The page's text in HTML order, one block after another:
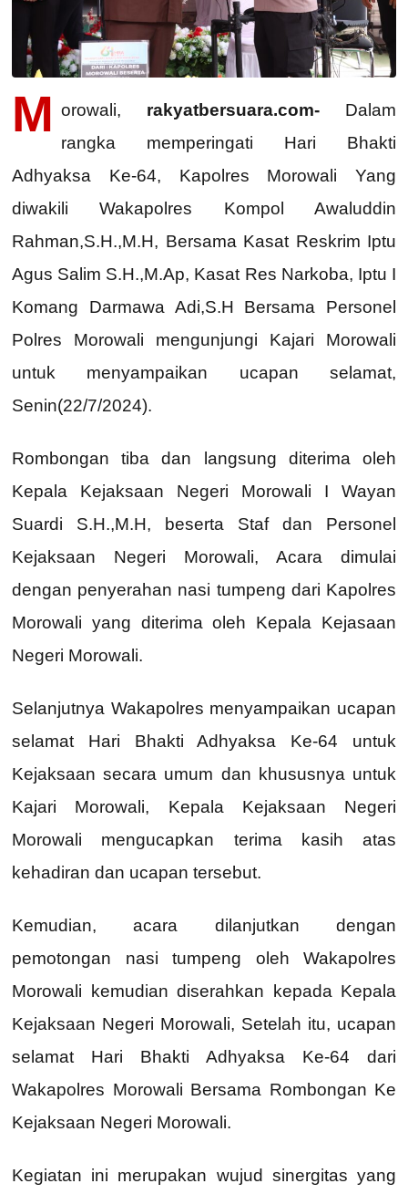
M orowali, rakyatbersuara.com- Dalam
rangka memperingati Hari Bhakti
Adhyaksa Ke-64, Kapolres Morowali Yang
diwakili Wakapolres Kompol Awaluddin
Rahman,S.H.,M.H, Bersama Kasat Reskrim Iptu
Agus Salim S.H.,M.Ap, Kasat Res Narkoba, Iptu I
Komang Darmawa Adi,S.H Bersama Personel
Polres Morowali mengunjungi Kajari Morowali
untuk menyampaikan ucapan selamat,
Senin(22/7/2024).
Rombongan tiba dan langsung diterima oleh
Kepala Kejaksaan Negeri Morowali I Wayan
Suardi S.H.,M.H, beserta Staf dan Personel
Kejaksaan Negeri Morowali, Acara dimulai
dengan penyerahan nasi tumpeng dari Kapolres
Morowali yang diterima oleh Kepala Kejasaan
Negeri Morowali.
Selanjutnya Wakapolres menyampaikan ucapan
selamat Hari Bhakti Adhyaksa Ke-64 untuk
Kejaksaan secara umum dan khususnya untuk
Kajari Morowali, Kepala Kejaksaan Negeri
Morowali mengucapkan terima kasih atas
kehadiran dan ucapan tersebut.
Kemudian, acara dilanjutkan dengan
pemotongan nasi tumpeng oleh Wakapolres
Morowali kemudian diserahkan kepada Kepala
Kejaksaan Negeri Morowali, Setelah itu, ucapan
selamat Hari Bhakti Adhyaksa Ke-64 dari
Wakapolres Morowali Bersama Rombongan Ke
Kejaksaan Negeri Morowali.
Kegiatan ini merupakan wujud sinergitas yang